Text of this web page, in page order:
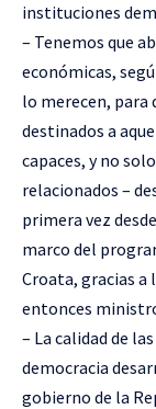
instituciones
– Tenemos que
económicas,
lo merecen, para
destinados a
capaces, y no
relacionados –
primera vez
marco del
Croata, gracias a
entonces
– La calidad de
democracia
gobierno de la